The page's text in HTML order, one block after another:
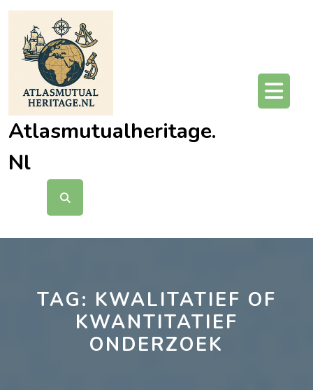
Ga
inhoud
Atlasmutualheritage.
Nl
TAG: KWALITATIEF OF
KWANTITATIEF
ONDERZOEK